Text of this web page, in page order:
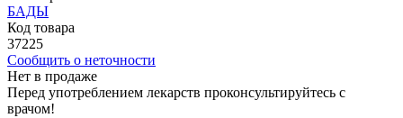
БАДЫ
Код товара
37225
Сообщить о неточности
Нет в продаже
Перед употреблением лекарств проконсультируйтесь с
врачом!